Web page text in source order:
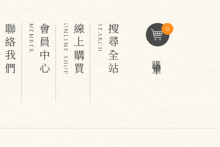
0
聯絡我們 MEMBER 會員中心 ONLINE SHOP線上購買 SEARCH 搜尋全站